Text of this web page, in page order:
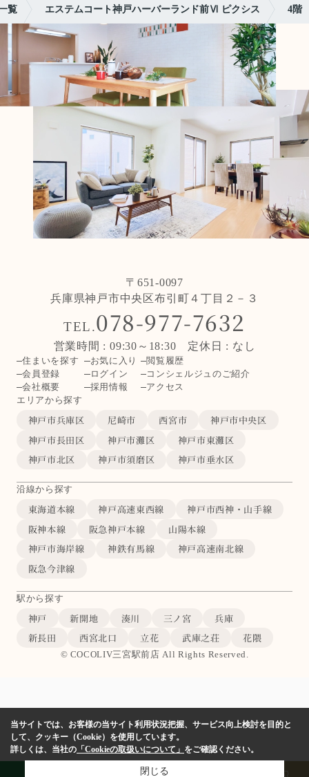
覧 エステムコート神戸ハーバーランド前Ⅵ ピクシス 4階
〒651-0097
兵庫県神戸市中央区布引町４丁目２－３
TEL.078-977-7632
営業時間 : 09:30～18:30 定休日 : なし
住まいを探す お気に入り
閲覧履歴
会員登録
ログイン
コンシェルジュのご紹介
会社概要
採用情報
アクセス
エリアから探す
神戸市兵庫区 尼崎市 西宮市
神戸市中央区
神戸市長田区
神戸市灘区
神戸市東灘区
神戸市北区
神戸市須磨区 神戸市垂水区
沿線から探す
東海道本線 神戸高速東西線
神戸市西神・山手線
阪神本線
阪急神戸本線
山陽本線
神戸市海岸線
神鉄有馬線
神戸高速南北線
阪急今津線
駅から探す
神戸 新開地 湊川 三ノ宮
兵庫
新長田
西宮北口 立花 武庫之荘 花隈
© COCOLIV三宮駅前店 All Rights Reserved.
当サイトでは、お客様の当サイト利用状況把握、サービス向上検討を目的と
して、クッキー（Cookie）を使用しています。
詳しくは、当社の 「Cookieの取扱いについて」 をご確認ください。
閉じる